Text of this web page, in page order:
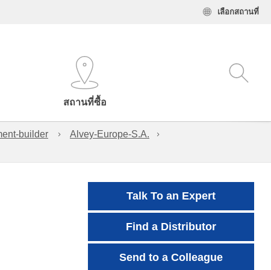
เลือกสถานที่
สถานที่ซื้อ
builder
Alvey-Europe-S.A.
Talk To an Expert
Find a Distributor
Send to a Colleague